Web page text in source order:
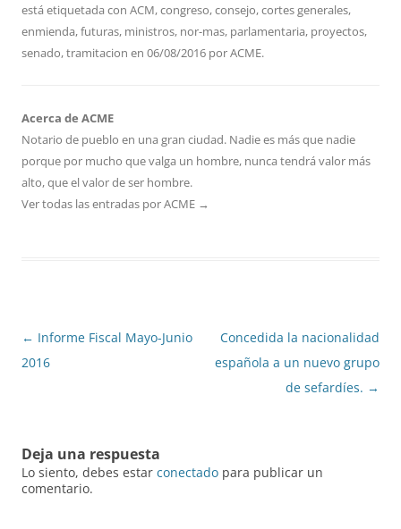
está etiquetada con ACM,congreso,consejo,cortes generales,
enmienda,futuras, ministros, nor-mas, parlamentaria, proyectos,
senado,tramitacion en 06/08/2016 porACME.
Acerca de ACME
Notario de pueblo en una gran ciudad. Nadie es más que nadie
porque por mucho que valga un hombre, nunca tendrá valor más
alto, que el valor de ser hombre.
Ver todas las entradas por ACME →
Navegación
de
← Informe Fiscal Mayo-Junio
2016
Concedida la nacionalidad
española a un nuevo grupo
de sefardíes. →
Deja una respuesta
Lo siento, debes estar conectado para publicar un
comentario.